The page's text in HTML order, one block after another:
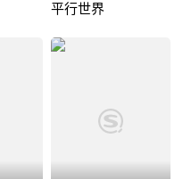
平行世界